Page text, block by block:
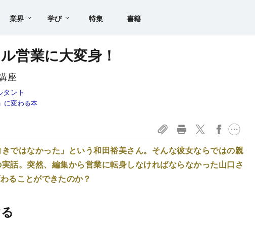
業界 学び 特集 書籍
営業に大変身！
座
ント
に変わる本
ではなかった」という和田裕美さん。そんな彼女ならではの親
話。突然、編集から営業に転身しなければならなかった山口さ
ることができたのか？